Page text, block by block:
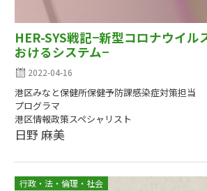
HER-SYS戦記−新型コロナウイル
おけるシステム−
2022-04-16
港区みなと保健所保健予防課感染症対策担当
プログラマ
港区情報政策スペシャリスト
日野 麻美
行政・法・倫理・社会